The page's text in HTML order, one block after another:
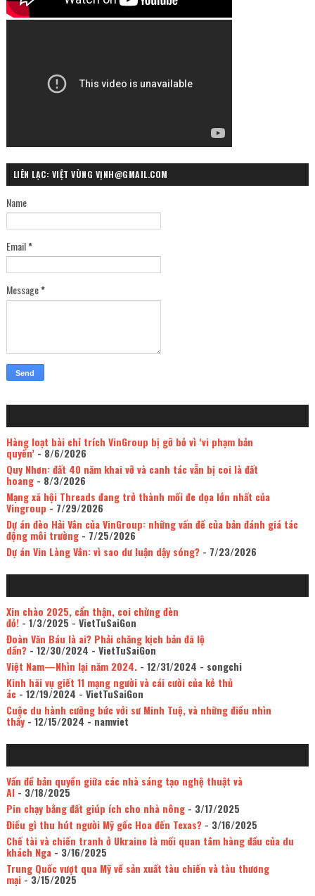
LIÊN LẠC: VIỆT VÙNG VỊNH@GMAIL.COM
Name
Email*
Message*
Hàng loạt bài chỉ trích VinGroup bị gỡ bỏ vì ‘vi phạm bản
quyền’- 8/6/2026
Quy Nhơn: đất 40 năm khai vỡ và canh tác vẫn bị coi là đất
hoang- 8/3/2026
Mạng xã hội Threads đang trở thành mối đe dọa lớn nhất của
Vingroup - 7/29/2026
Dự án đèo Hải Vân của VinGroup: những vấn đề của bản đánh giá tác
động môi trường- 7/25/2026
Dự án Vin Làng Vân: vì sao dư luận dậy sóng?- 7/23/2026
Xin chào 2025, cẩn thận, coi chừng đèn
đỏ!- 1/3/2025 - VietTuSaiGon
Đoàn Văn Báu là ai? Phải chăng kịch bản đã lộ
dần?- 12/30/2024 - VietTuSaiGon
Việt Nam—Nhìn lại năm 2024.- 12/31/2024 - songchi
Kinh hãi vụ giết 11 mạng người và cái cười của kẻ thủ
ác- 12/19/2024 - VietTuSaiGon
Cuộc du hành cưỡng bức với sư Minh Tuệ, và những điều nhìn
thấy- 12/15/2024 - namviet
Vấn đề bản quyền giữa các nhà sáng tạo nghệ thuật và
AI- 3/18/2025
Pin chạy bằng đất giúp ích cho nhà nông- 3/17/2025
Điều gì thu hút người Mỹ gốc Hoa đến Texas?- 3/16/2025
Chế tài và chiến tranh ở Ukraine là mối quan tâm hàng đầu của du
khách Nga- 3/16/2025
Trung Quốc vượt qua Mỹ về sản xuất tàu chiến và tàu thương
mại- 3/15/2025